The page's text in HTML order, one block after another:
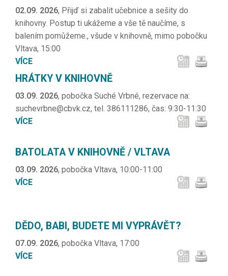
02.09. 2026, Přijď si zabalit učebnice a sešity do
knihovny. Postup ti ukážeme a vše tě naučíme, s
balením pomůžeme., všude v knihovně, mimo pobočku
Vltava, 15:00
VÍCE
HRÁTKY V KNIHOVNĚ
03.09. 2026, pobočka Suché Vrbné, rezervace na:
suchevrbne@cbvk.cz, tel. 386111286, čas: 9:30-11:30
VÍCE
BATOLATA V KNIHOVNĚ / VLTAVA
03.09. 2026, pobočka Vltava, 10:00-11:00
VÍCE
DĚDO, BABI, BUDETE MI VYPRÁVĚT?
07.09. 2026, pobočka Vltava, 17:00
VÍCE